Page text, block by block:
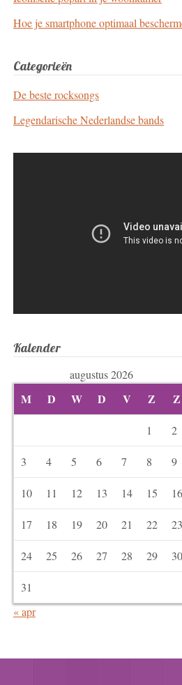
Hoe je smartphone optimaal
Categorieën
De beste rocksongs
Legendarische Nederlandse bands
Kalender
augustus 2026
M D W D V Z Z
1 2
3 4 5 6 7 8 9
10 11 12 13 14 15 16
17 18 19 20 21 22 23
24 25 26 27 28 29 30
31
« apr